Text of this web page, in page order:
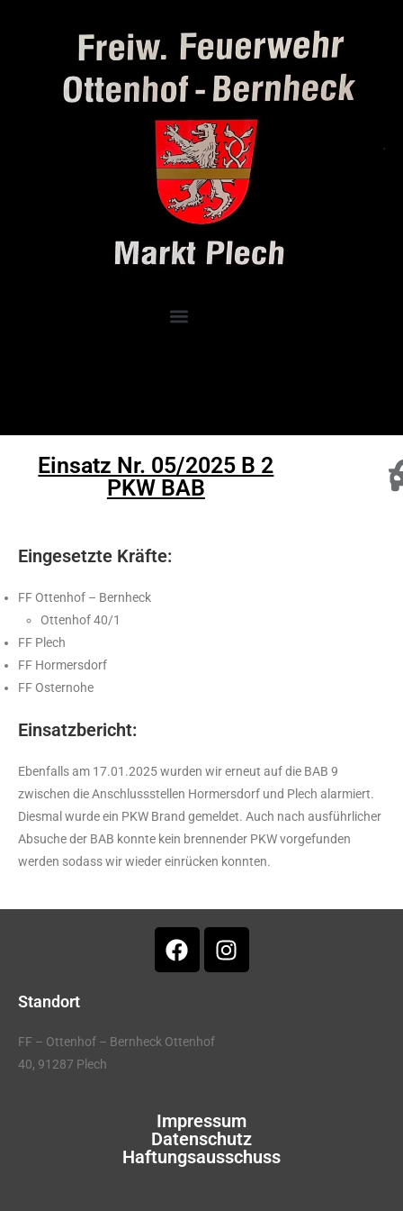
Einsatz Nr. 05/2025 B 2
PKW BAB
Eingesetzte Kräfte:
FF Ottenhof – Bernheck
Ottenhof 40/1
FF Plech
FF Hormersdorf
FF Osternohe
Einsatzbericht:
Ebenfalls am 17.01.2025 wurden wir erneut auf die BAB 9
zwischen die Anschlussstellen Hormersdorf und Plech alarmiert.
Diesmal wurde ein PKW Brand gemeldet. Auch nach ausführlicher
Absuche der BAB konnte kein brennender PKW vorgefunden
werden sodass wir wieder einrücken konnten.
Standort
FF – Ottenhof – Bernheck Ottenhof
40, 91287 Plech
Impressum
Datenschutz
Haftungsausschuss